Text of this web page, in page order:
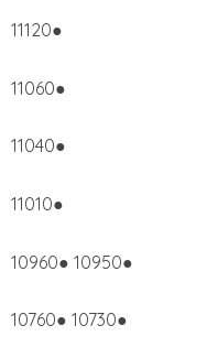
11120●
11060●
11040●
11010●
10960● 10950●
10760● 10730●